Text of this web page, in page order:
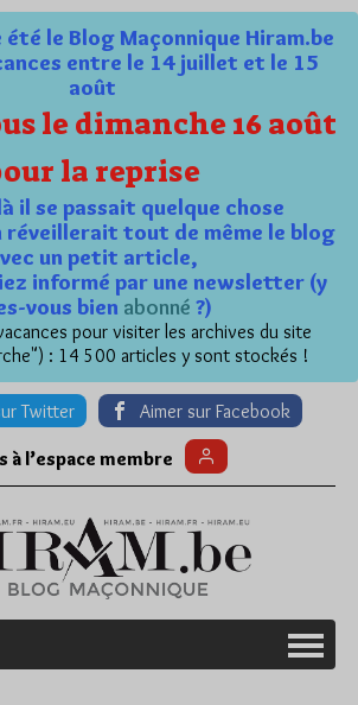
été le Blog Maçonnique Hiram.be
entre le 14 juillet et le 15
août
le dimanche 16 août
la reprise
il se passait quelque chose
tout de même le blog
un petit article,
informé par une newsletter (y
vous bien abonné ?)
pour visiter les archives du site
: 14 500 articles y sont stockés !
Twitter Aimer sur Facebook
à l’espace membre